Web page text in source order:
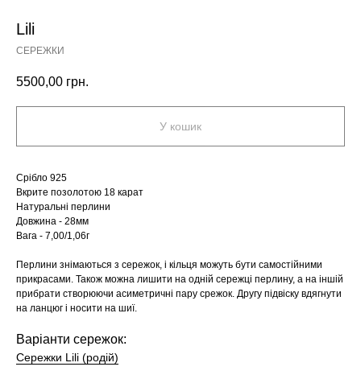
Lili
СЕРЕЖКИ
5500,00 грн.
У кошик
Срібло 925
Вкрите позолотою 18 карат
Натуральні перлини
Довжина - 28мм
Вага - 7,00/1,06г
Перлини знімаються з сережок, і кільця можуть бути самостійними
прикрасами. Також можна лишити на одній сережці перлину, а на іншій
прибрати створюючи асиметричні пару срежок. Другу підвіску вдягнути
на ланцюг і носити на шиї.
Варіанти сережок:
Сережки Lili (родій)